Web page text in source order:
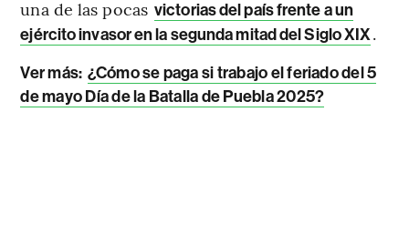
una de las pocas victorias del país frente a un
ejército invasor en la segunda mitad del Siglo XIX.
Ver más: ¿Cómo se paga si trabajo el feriado del 5
de mayo Día de la Batalla de Puebla 2025?